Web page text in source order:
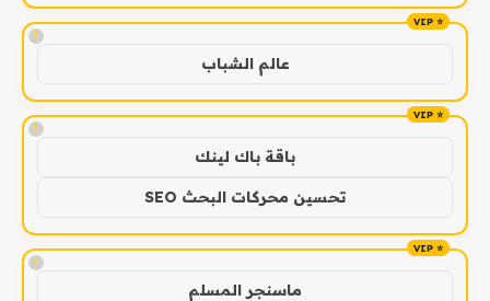
!
عالم الشباب
!
باقة باك لينك
تحسين محركات البحث SEO
!
ماسنجر المسلم